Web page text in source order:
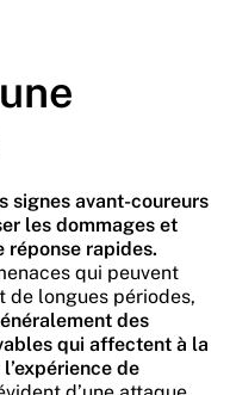
signes avant-coureurs
les dommages et
réponse rapides.
qui peuvent
de longues périodes,
des
qui affectent à la
de